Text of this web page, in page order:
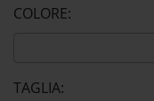
COLORE:
TAGLIA: